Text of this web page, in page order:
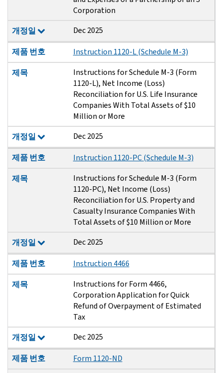
Corporation
개정일
Dec 2025
제품 번호
Instruction 1120-L (Schedule M-3)
제목
Instructions for Schedule M-3 (Form
1120-L), Net Income (Loss)
Reconciliation for U.S. Life Insurance
Companies With Total Assets of $10
Million or More
개정일
Dec 2025
제품 번호
Instruction 1120-PC (Schedule M-3)
제목
Instructions for Schedule M-3 (Form
1120-PC), Net Income (Loss)
Reconciliation for U.S. Property and
Casualty Insurance Companies With
Total Assets of $10 Million or More
개정일
Dec 2025
제품 번호
Instruction 4466
제목
Instructions for Form 4466,
Corporation Application for Quick
Refund of Overpayment of Estimated
Tax
개정일
Dec 2025
제품 번호
Form 1120-ND